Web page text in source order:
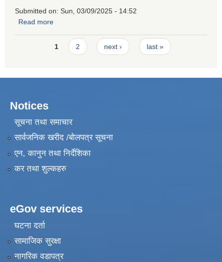
Submitted on: Sun, 03/09/2025 - 14:52
Read more
Pages1 2 next › last »
Notices
सूचना तथा समाचार
सार्वजनिक खरीद /बोलपत्र सूचना
एन, कानुन तथा निर्देशिका
कर तथा शुल्कहरु
eGov services
घटना दर्ता
सामाजिक सुरक्षा
नागरिक वडापत्र